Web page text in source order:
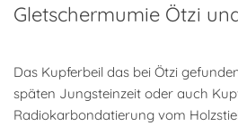
Gletschermumie Ötzi
Das Kupferbeil das bei Ötzi
späten Jungsteinzeit oder auch
Radiokarbondatierung vom